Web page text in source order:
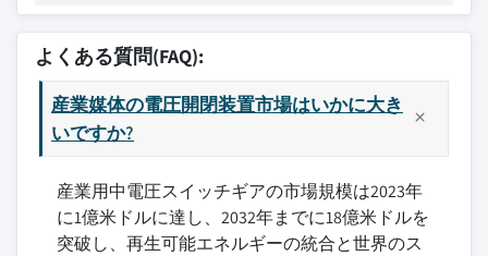
よくある質問(FAQ):
産業媒体の電圧開閉装置市場はいかに大き
いですか?
産業用中電圧スイッチギアの市場規模は2023年
に1億米ドルに達し、2032年までに18億米ドルを
突破し、再生可能エネルギーの統合と世界のス